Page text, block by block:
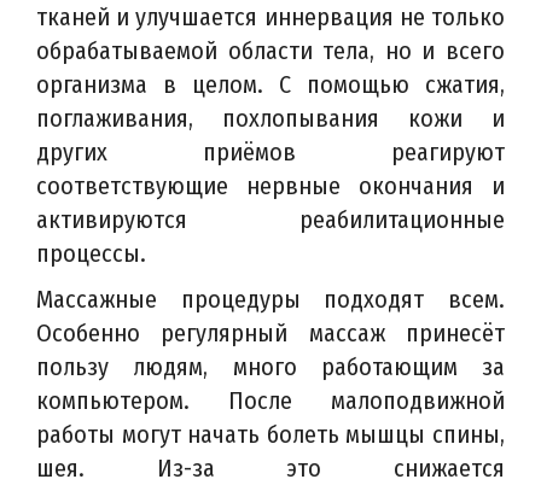
тканей и улучшается иннервация не только
обрабатываемой области тела, но и всего
организма в целом. С помощью сжатия,
поглаживания, похлопывания кожи и
других приёмов реагируют
соответствующие нервные окончания и
активируются реабилитационные
процессы.
Массажные процедуры подходят всем.
Особенно регулярный массаж принесёт
пользу людям, много работающим за
компьютером. После малоподвижной
работы могут начать болеть мышцы спины,
шея. Из-за это снижается